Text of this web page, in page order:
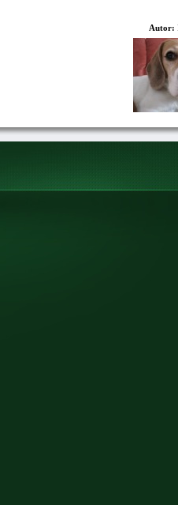
Autor: